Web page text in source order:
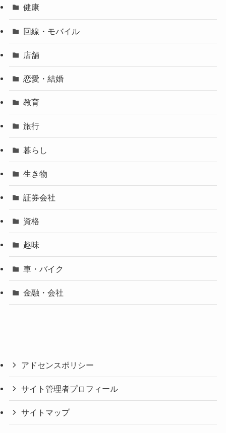
健康
回線・モバイル
店舗
恋愛・結婚
教育
旅行
暮らし
生き物
証券会社
資格
趣味
車・バイク
金融・会社
アドセンスポリシー
サイト管理者プロフィール
サイトマップ